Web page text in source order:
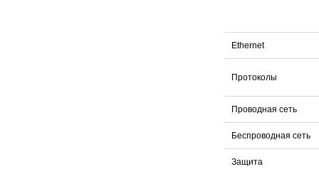
Ethernet
Протоколы
Проводная сеть
Беспроводная сеть
Защита